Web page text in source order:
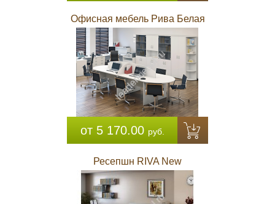
Офисная мебель Рива Белая
от 5 170.00 руб.
Ресепшн RIVA New